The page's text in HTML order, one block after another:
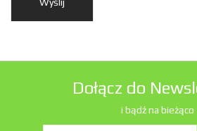
Dołącz do
i bądź na bieżąco